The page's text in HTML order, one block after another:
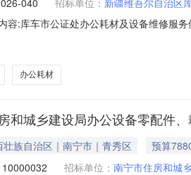
040 招标单位： 新疆维吾尔自治区
容:库车市公证处办公耗材及设备维修服
办公耗材
和城乡建设局办公设备零配件
壮族自治区｜南宁市｜青秀区
预算
招标单位： 南宁市住房和城